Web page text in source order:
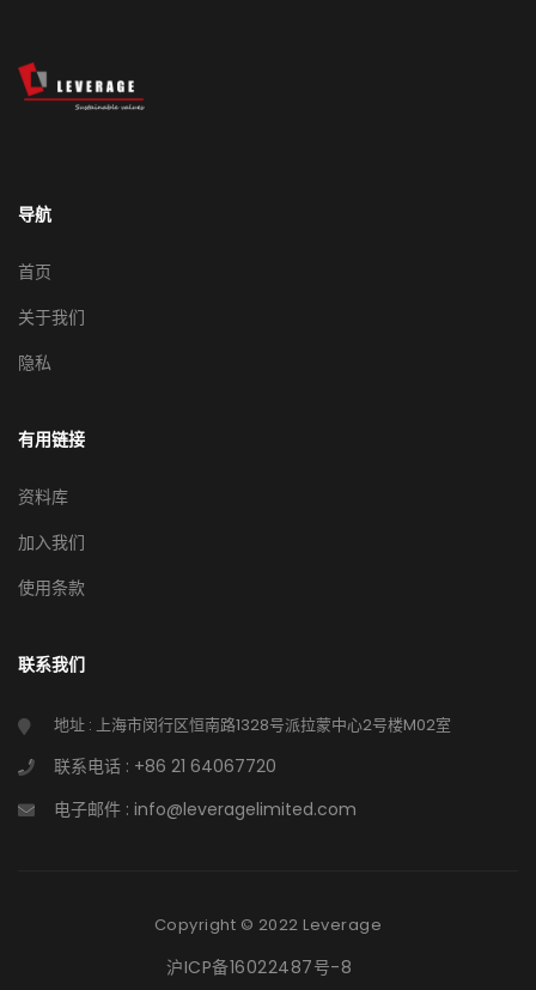
导航
首页
关于我们
隐私
有用链接
资料库
加入我们
使用条款
联系我们
地址 : 上海市闵行区恒南路1328号派拉蒙中心2号楼M02室
联系电话 : +86 21 64067720
电子邮件 : info@leveragelimited.com
Copyright © 2022 Leverage
沪ICP备16022487号-8